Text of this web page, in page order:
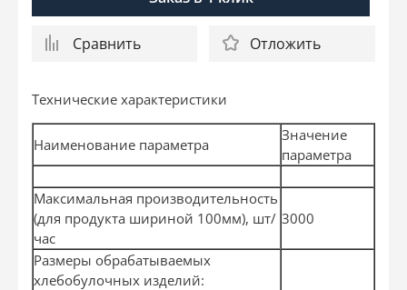
Сравнить Отложить
Технические характеристики
Наименование параметра
Значение
параметра
Максимальная производительность
(для продукта шириной 100мм), шт/
час
3000
Размеры обрабатываемых
хлебобулочных изделий: